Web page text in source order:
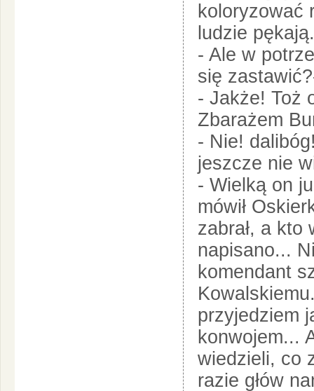
koloryzować
ludzie
- Ale w
się
- Jakże! Toż
Zbarażem
- Nie!
jeszcze nie
- Wielką on
mówił
zabrał, a kto
napisano...
komendant
przyjedziem
konwojem...
wiedzieli, co
razie głów